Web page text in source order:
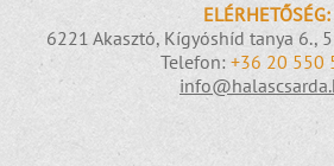
ELÉRHETŐSÉG:
6221 Akasztó, Kígyóshíd tanya 6.,
Telefon: +36 20 550